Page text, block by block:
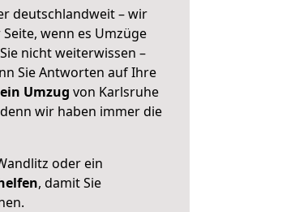
deutschlandweit – wir
wenn es Umzüge
nicht weiterwissen –
Sie Antworten auf Ihre
Umzug von Karlsruhe
wir haben immer die
oder ein
, damit Sie